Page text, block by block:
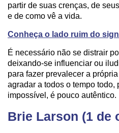
partir de suas crenças, de
e de como vê a vida.
Conheça o lado ruim do
É necessário não se distrair
deixando-se influenciar ou
para fazer prevalecer a
agradar a todos o tempo todo,
impossível, é pouco autêntico.
Brie Larson (1 de